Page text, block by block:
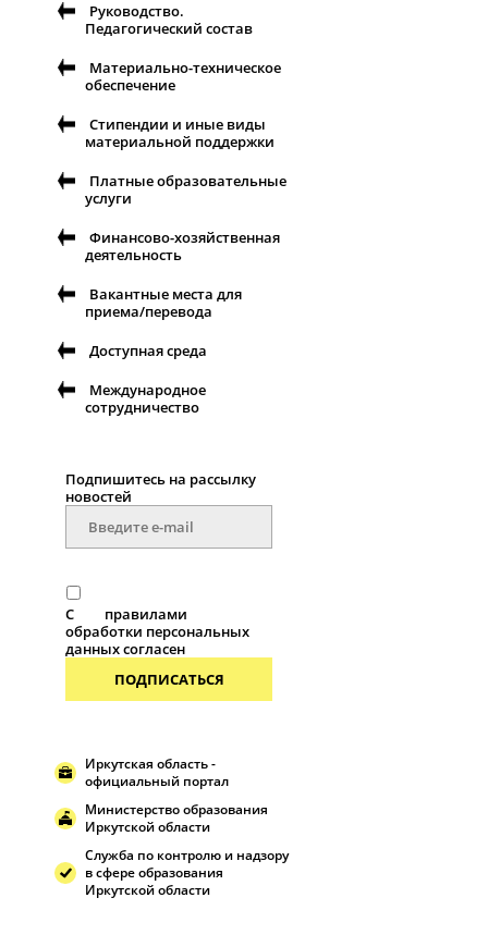
Руководство.
Педагогический состав
Материально-техническое
обеспечение
Стипендии и иные виды
материальной поддержки
Платные образовательные
услуги
Финансово-хозяйственная
деятельность
Вакантные места для
приема/перевода
Доступная среда
Международное
сотрудничество
Подпишитесь на рассылку
новостей
С
правилами
обработки персональных
данных согласен
ПОДПИСАТЬСЯ
Иркутская область -
официальный портал
Министерство образования
Иркутской области
Служба по контролю и надзору
в сфере образования
Иркутской области